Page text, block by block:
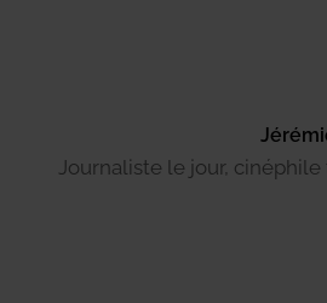
Journaliste le jour, cinéphile